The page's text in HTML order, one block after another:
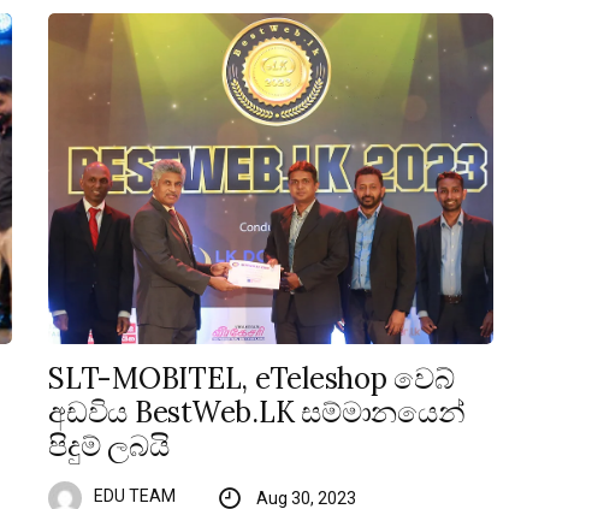
SLT-MOBITEL, eTeleshop වෙබ්
අඩවිය BestWeb.LK සම්මානයෙන්
පිදුම් ලබයි
EDU TEAM Aug 30, 2023